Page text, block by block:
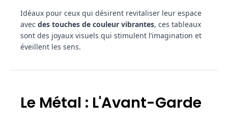
Idéaux pour ceux qui désirent revitaliser leur espace
avec des touches de couleur vibrantes, ces tableaux
sont des joyaux visuels qui stimulent l’imagination et
éveillent les sens.
Le Métal : L'Avant-Garde